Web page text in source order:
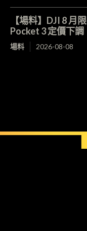
【場料】DJI 8 月
Pocket 3 定價下調
場料 2026-08-08